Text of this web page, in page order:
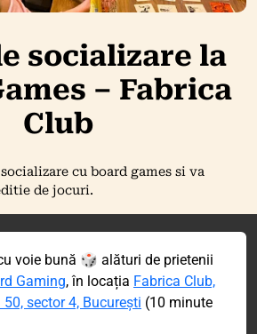
socializare la
– Fabrica
Club
cu board games si va
de jocuri.
voie bună 🎲 alături de prietenii
Gaming, în locația Fabrica Club,
sector 4, București (10 minute